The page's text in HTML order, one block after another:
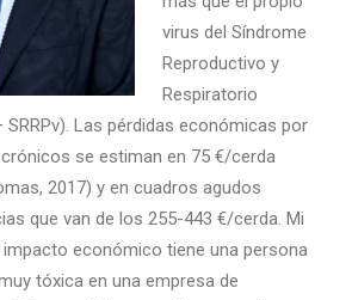
virus del Síndrome
Reproductivo y
Respiratorio
SRRPv). Las pérdidas económicas por
se estiman en 75 €/cerda
2017) y en cuadros agudos
que van de los 255-443 €/cerda. Mi
impacto económico tiene una persona
tóxica en una empresa de